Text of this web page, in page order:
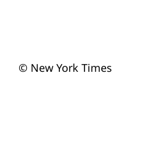
© New York Times